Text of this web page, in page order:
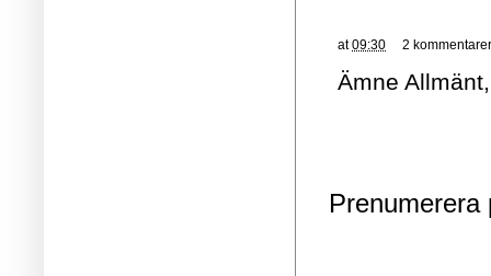
at09:30 2
Ämne Allmänt